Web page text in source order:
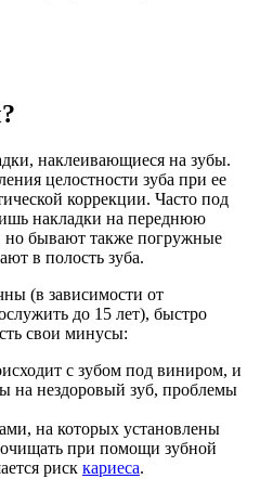
наклеивающиеся на зубы.
целостности зуба при ее
коррекции. Часто под
накладки на переднюю
но бывают также погружные
в полость зуба.
(в зависимости от
до 15 лет), быстро
свои минусы:
с зубом под виниром, и
на нездоровый зуб, проблемы
на которых установлены
при помощи зубной
риск кариеса.